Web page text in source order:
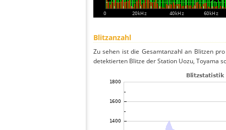
Blitzanzahl
Zu sehen ist die Gesamtanzahl an Blitzen
detektierten Blitze der Station Uozu, Toyama